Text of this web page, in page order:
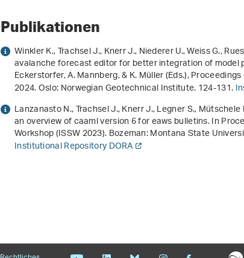
Publikationen
Winkler K., Trachsel J., Knerr J., Niederer U., Weiss G.,
avalanche forecast editor for better integration of model
Eckerstorfer, A. Mannberg, & K. Müller (Eds.),
2024. Oslo: Norwegian Geotechnical Institute. 124-131.
Lanzanasto N., Trachsel J., Knerr J., Legner S., Mütschele
an overview of caaml version 6 for eaws bulletins. In
Workshop (ISSW 2023). Bozeman: Montana State
Institutional Repository DORA